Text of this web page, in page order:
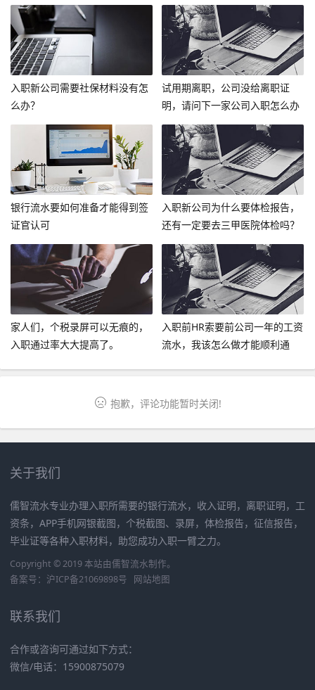
入职新公司需要社保材料没有怎
么办？
试用期离职，公司没给离职证
明，请问下一家公司入职怎么办
呢？
银行流水要如何准备才能得到签
证官认可
入职新公司为什么要体检报告，
还有一定要去三甲医院体检吗？
家人们，个税录屏可以无痕的，
入职通过率大大提高了。
入职前HR索要前公司一年的工资
流水，我该怎么做才能顺利通
抱歉，评论功能暂时关闭!
关于我们
儒智流水专业办理入职所需要的银行流水，收入证明，离职证明，工
资条，APP手机网银截图，个税截图、录屏，体检报告，征信报告，
毕业证等各种入职材料，助您成功入职一臂之力。
Copyright © 2019 本站由儒智流水制作。
备案号： 沪ICP备21069898号 网站地图
联系我们
合作或咨询可通过如下方式：
微信/电话：15900875079